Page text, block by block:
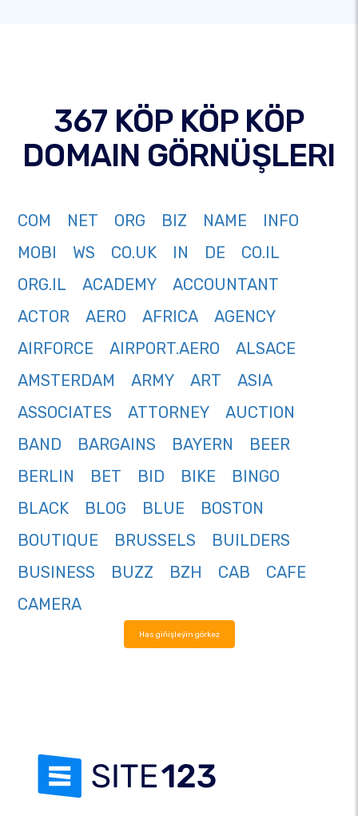
367 KÖP KÖP KÖP
DOMAIN GÖRNÜŞLERI
COM NET ORG BIZ NAME
INFO
MOBI
WS CO.UK IN DE
CO.IL
ORG.IL
ACADEMY
ACCOUNTANT
ACTOR
AERO AFRICA
AGENCY
AIRFORCE
AIRPORT.AERO
ALSACE
AMSTERDAM
ARMY ART
ASIA
ASSOCIATES
ATTORNEY
AUCTION
BAND
BARGAINS BAYERN
BEER
BERLIN
BET BID BIKE
BINGO
BLACK
BLOG BLUE
BOSTON
BOUTIQUE
BRUSSELS
BUILDERS
BUSINESS
BUZZ BZH CAB
CAFE
CAMERA
Has giňişleýin görkez